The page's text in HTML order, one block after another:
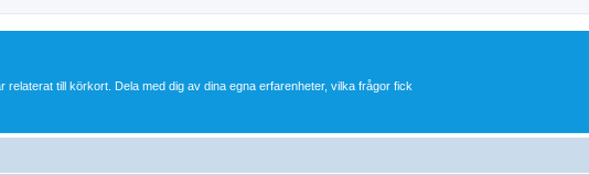
relaterat till körkort. Dela med dig av dina egna erfarenheter, vilka frågor fick